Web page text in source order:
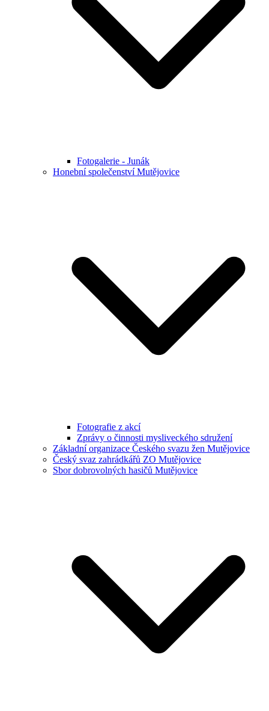
Fotogalerie - Junák
Honební společenství Mutějovice
Fotografie z akcí
Zprávy o činnosti mysliveckého sdružení
Základní organizace Českého svazu žen Mutějovice
Český svaz zahrádkářů ZO Mutějovice
Sbor dobrovolných hasičů Mutějovice